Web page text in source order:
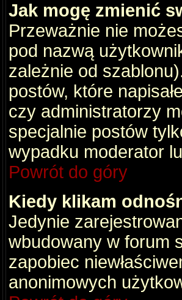
Jak mogę zmienić
Przeważnie nie
pod nazwą
zależnie od
postów, które
czy administratorzy
specjalnie postów
wypadku moderator
Powrót do góry
Kiedy klikam
Jedynie
wbudowany w forum
zapobiec
anonimowych